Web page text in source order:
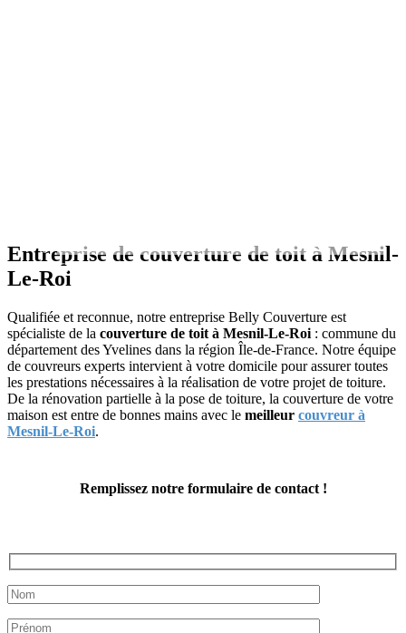
Entreprise de couverture à Mesnil-Le-Roi (78)
Entreprise de couverture de toit à Mesnil-
Le-Roi
Qualifiée et reconnue, notre entreprise Belly Couverture est
spécialiste de la couverture de toit à Mesnil-Le-Roi : commune du
département des Yvelines dans la région Île-de-France. Notre équipe
de couvreurs experts intervient à votre domicile pour assurer toutes
les prestations nécessaires à la réalisation de votre projet de toiture.
De la rénovation partielle à la pose de toiture, la couverture de votre
maison est entre de bonnes mains avec le meilleur couvreur à
Mesnil-Le-Roi.
Remplissez notre formulaire de contact !